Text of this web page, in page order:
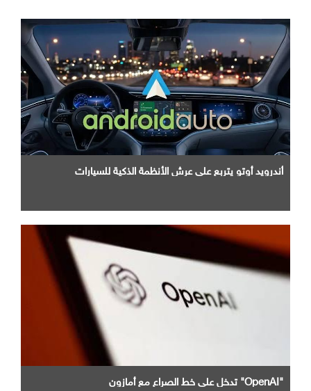
أندرويد أوتو يتربع علي عرش الأنظمة الذكية للسيارات
"OpenAI" تدخل علي خط الصراع مع أمازون